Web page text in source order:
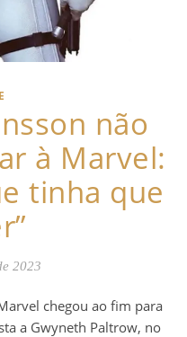
não
à Marvel:
tinha que
2023
a Gwyneth Paltrow, no